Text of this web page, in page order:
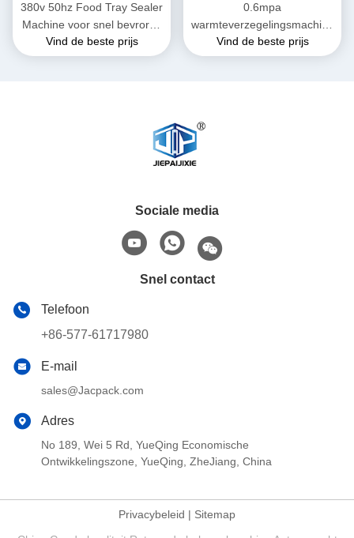
380v 50hz Food Tray Sealer
Machine voor snel bevroren
voedsel Pet Food Tray
Vind de beste prijs
0.6mpa
warmteverzegelingsmachine
met Omron PID
thermostaatcontroller
Vind de beste prijs
Sociale media
Snel contact
Telefoon
+86-577-61717980
E-mail
sales@Jacpack.com
Adres
No 189, Wei 5 Rd, YueQing Economische
Ontwikkelingszone, YueQing, ZheJiang, China
Privacybeleid | Sitemap